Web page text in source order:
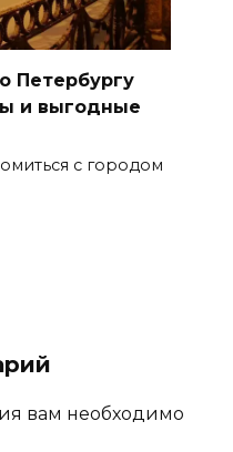
Петербургу
и выгодные
с городом
вам необходимо